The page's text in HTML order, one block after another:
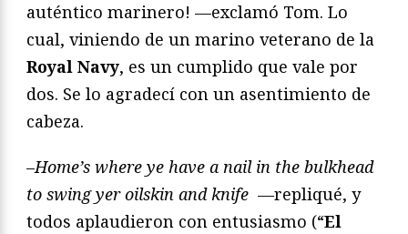
auténtico marinero! —exclamó Tom. Lo
cual, viniendo de un marino veterano de la
Royal Navy, es un cumplido que vale por
dos. Se lo agradecí con un asentimiento de
cabeza.
–Home’s where ye have a nail in the bulkhead
to swing yer oilskin and knife —repliqué, y
todos aplaudieron con entusiasmo (“El